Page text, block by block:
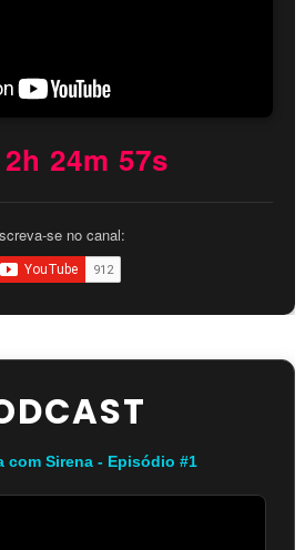
24m 57s
se no canal:
com Sirena - Episódio #1